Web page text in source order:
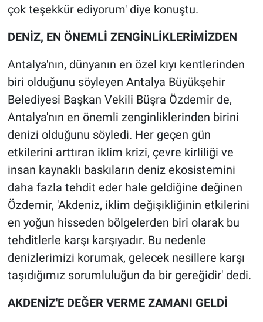
çok teşekkür ediyorum' diye konuştu.
DENİZ, EN ÖNEMLİ ZENGİNLİKLERİMİZDEN
Antalya'nın, dünyanın en özel kıyı kentlerinden
biri olduğunu söyleyen Antalya Büyükşehir
Belediyesi Başkan Vekili Büşra Özdemir de,
Antalya'nın en önemli zenginliklerinden birini
denizi olduğunu söyledi. Her geçen gün
etkilerini arttıran iklim krizi, çevre kirliliği ve
insan kaynaklı baskıların deniz ekosistemini
daha fazla tehdit eder hale geldiğine değinen
Özdemir, 'Akdeniz, iklim değişikliğinin etkilerini
en yoğun hisseden bölgelerden biri olarak bu
tehditlerle karşı karşıyadır. Bu nedenle
denizlerimizi korumak, gelecek nesillere karşı
taşıdığımız sorumluluğun da bir gereğidir' dedi.
AKDENİZ'E DEĞER VERME ZAMANI GELDİ